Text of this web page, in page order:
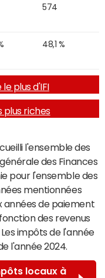
574
48,1 %
le plus d'IFI
plus riches
l'ensemble des
des Finances
pour l'ensemble des
mentionnées
années de paiement
des revenus
impôts de l'année
l'année 2024.
locaux à